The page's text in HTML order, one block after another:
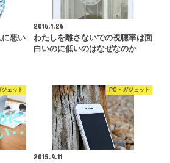
に悪い
2016.1.26
わたしを離さないでの視聴率は面
白いのに低いのはなぜなのか
ジェット PC・ガジェット
2015.9.11